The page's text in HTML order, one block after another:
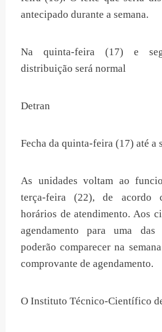
antecipado durante a semana.
Na quinta-feira (17) e
distribuição será normal
Detran
Fecha da quinta-feira (17) até a
As unidades voltam ao
terça-feira (22), de acordo
horários de atendimento. Aos
agendamento para uma das
poderão comparecer na
comprovante de agendamento.
O Instituto Técnico-Científico